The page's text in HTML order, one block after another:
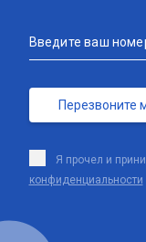
Введите ваш
Перезвоните
Я прочел и
конфиденциальности